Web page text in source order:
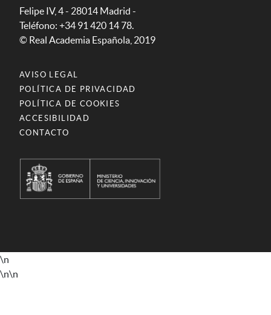
Felipe IV, 4 - 28014 Madrid -
Teléfono: +34 91 420 14 78.
© Real Academia Española, 2019
AVISO LEGAL
POLÍTICA DE PRIVACIDAD
POLÍTICA DE COOKIES
ACCESIBILIDAD
CONTACTO
\n
\n\n